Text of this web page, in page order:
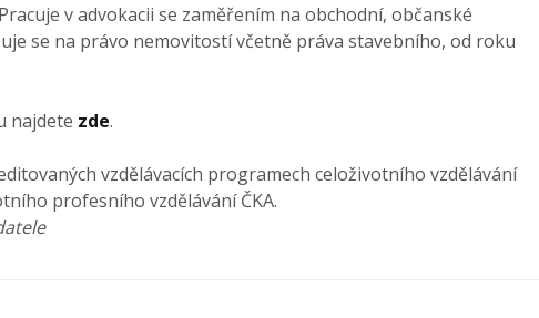
v advokacii se zaměřením na obchodní, občanské
se na právo nemovitostí včetně práva stavebního, od roku
najdete zde.
vzdělávacích programech celoživotního vzdělávání
profesního vzdělávání ČKA.